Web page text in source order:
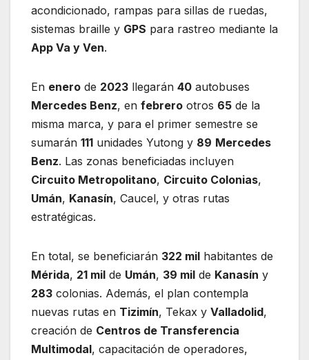
acondicionado, rampas para sillas de ruedas,
sistemas braille y GPS para rastreo mediante la
App Va y Ven.
En enero de 2023 llegarán 40 autobuses
Mercedes Benz, en febrero otros 65 de la
misma marca, y para el primer semestre se
sumarán 111 unidades Yutong y 89 Mercedes
Benz. Las zonas beneficiadas incluyen
Circuito Metropolitano, Circuito Colonias,
Umán, Kanasín, Caucel, y otras rutas
estratégicas.
En total, se beneficiarán 322 mil habitantes de
Mérida, 21 mil de Umán, 39 mil de Kanasín y
283 colonias. Además, el plan contempla
nuevas rutas en Tizimín, Tekax y Valladolid,
creación de Centros de Transferencia
Multimodal, capacitación de operadores,